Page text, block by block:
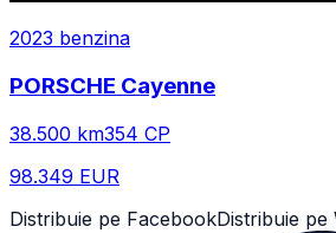
2023 benzina
PORSCHE Cayenne
38.500 km354 CP
98.349 EUR
Distribuie pe FacebookDistribuie pe